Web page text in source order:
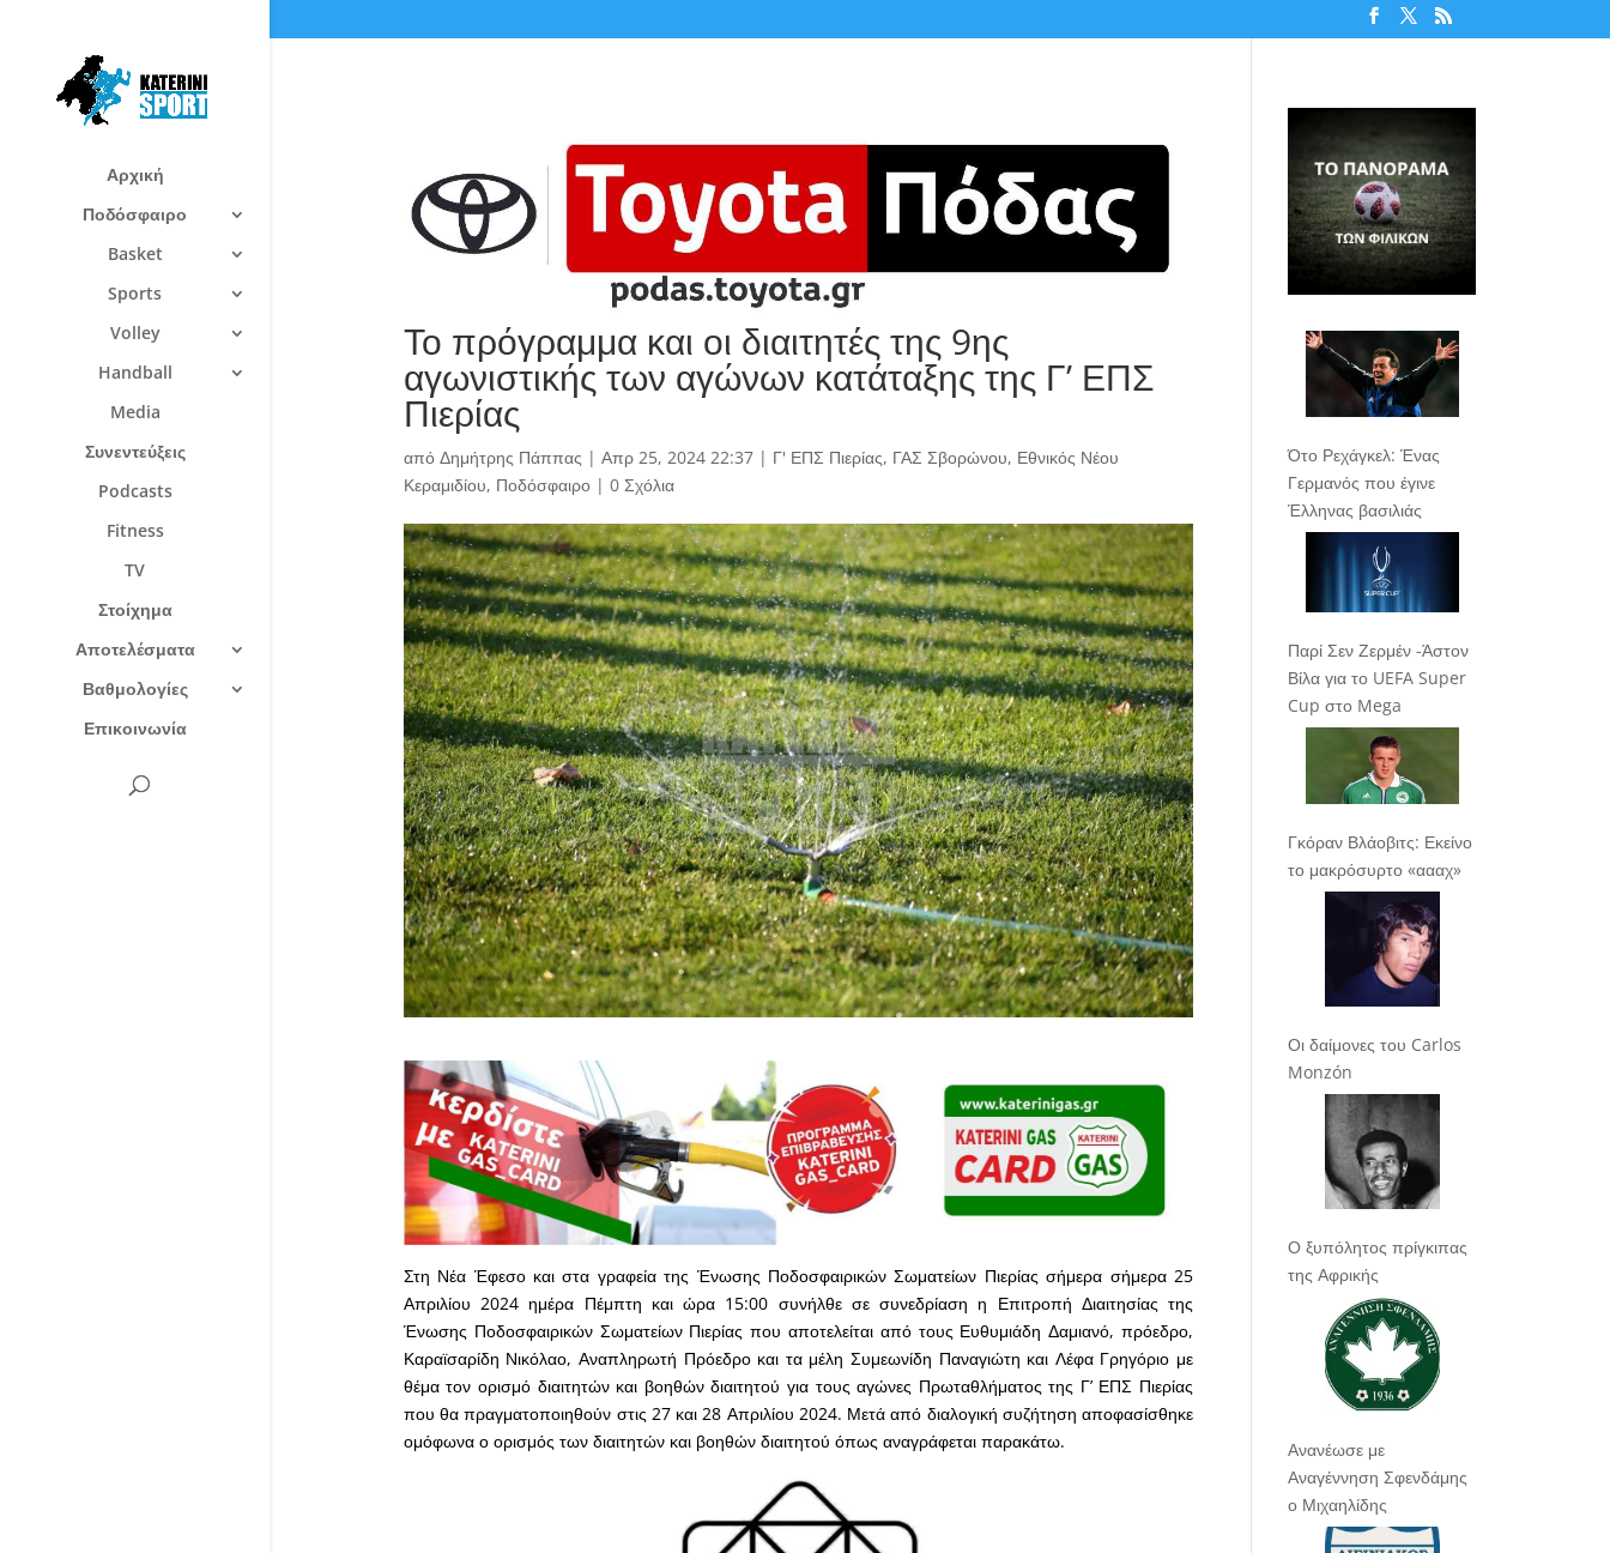
Αρχική
Ποδόσφαιρο
Basket
Sports
Volley
Handball
Media
Συνεντεύξεις
Podcasts
Fitness
TV
Στοίχημα
Αποτελέσματα
Βαθμολογίες
Επικοινωνία
Το πρόγραμμα και οι διαιτητές της 9ης
αγωνιστικής των αγώνων κατάταξης της Γ’ ΕΠΣ
Πιερίας
από Δημήτρης Πάππας | Απρ 25, 2024 22:37| Γ' ΕΠΣ Πιερίας, ΓΑΣ Σβορώνου, Εθνικός Νέου
Κεραμιδίου, Ποδόσφαιρο| 0 Σχόλια
Στη Νέα Έφεσο και στα γραφεία της Ένωσης Ποδοσφαιρικών Σωματείων Πιερίας σήμερα σήμερα 25
Απριλίου 2024 ημέρα Πέμπτη και ώρα 15:00 συνήλθε σε συνεδρίαση η Επιτροπή Διαιτησίας της
Ένωσης Ποδοσφαιρικών Σωματείων Πιερίας που αποτελείται από τους Ευθυμιάδη Δαμιανό, πρόεδρο,
Καραϊσαρίδη Νικόλαο, Αναπληρωτή Πρόεδρο και τα μέλη Συμεωνίδη Παναγιώτη και Λέφα Γρηγόριο με
θέμα τον ορισμό διαιτητών και βοηθών διαιτητού για τους αγώνες Πρωταθλήματος της Γ’ ΕΠΣ Πιερίας
που θα πραγματοποιηθούν στις 27 και 28 Απριλίου 2024. Μετά από διαλογική συζήτηση αποφασίσθηκε
ομόφωνα ο ορισμός των διαιτητών και βοηθών διαιτητού όπως αναγράφεται παρακάτω.
Ότο Ρεχάγκελ: Ένας
Γερμανός που έγινε
Έλληνας βασιλιάς
Παρί Σεν Ζερμέν -Άστον
Βίλα για το UEFA Super
Cup στο Mega
Γκόραν Βλάοβιτς: Εκείνο
το μακρόσυρτο «αααχ»
Οι δαίμονες του Carlos
Monzón
Ο ξυπόλητος πρίγκιπας
της Αφρικής
Ανανέωσε με
Αναγέννηση Σφενδάμης
ο Μιχαηλίδης